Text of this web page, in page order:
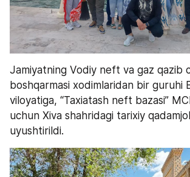
Jamiyatning Vodiy neft va gaz qazib
boshqarmasi xodimlaridan bir guruhi
viloyatiga, “Taxiatash neft bazasi”
uchun Xiva shahridagi tarixiy
uyushtirildi.